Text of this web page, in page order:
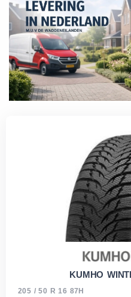
KUMHO
205 / 50 R 16 87H